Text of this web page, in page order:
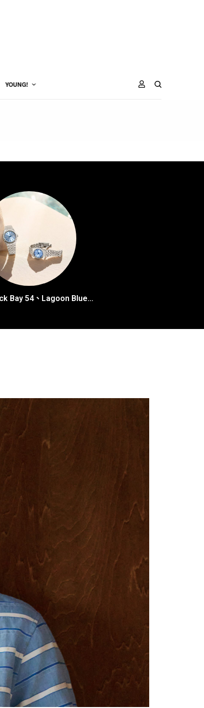
YOUNG!
TUDOR Black Bay 54、Lagoon Blue、TUDOR Royal腕錶：享受悠然夏日時光